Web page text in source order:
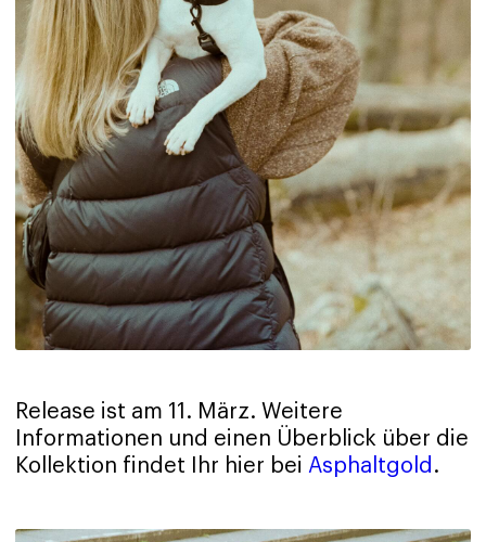
Release ist am 11. März. Weitere
Informationen und einen Überblick über die
Kollektion findet Ihr hier bei Asphaltgold .